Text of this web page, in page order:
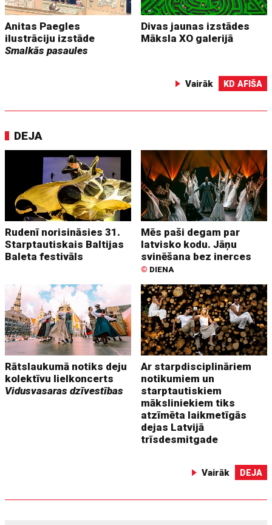
Anitas Paegles
ilustrāciju izstāde
Smalkās pasaules
Divas jaunas izstādes
Māksla XO galerijā
Vairāk KD AFIŠA
DEJA
Rudenī norisināsies 31.
Starptautiskais Baltijas
Baleta festivāls
Mēs paši degam par
latvisko kodu. Jāņu
svinēšana bez inerces
© DIENA
Rātslaukumā notiks deju
kolektīvu lielkoncerts
Vidusvasaras dzīvestības
Ar starpdisciplināriem
notikumiem un
starptautiskiem
māksliniekiem tiks
atzīmēta laikmetīgās
dejas Latvijā
trīsdesmitgade
Vairāk DEJA